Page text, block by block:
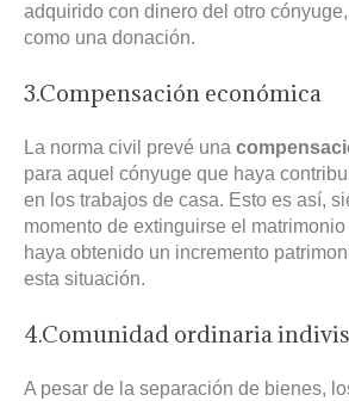
adquirido con dinero del otro
como una donación.
3.Compensación económica
La norma civil prevé una
para aquel cónyuge que haya
en los trabajos de casa. Esto es así,
momento de extinguirse el
haya obtenido un incremento
esta situación.
4.Comunidad ordinaria
A pesar de la separación de bienes,